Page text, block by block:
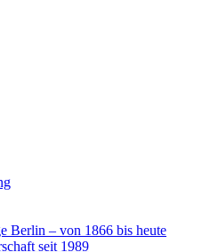
Berlin – von 1866 bis heute
seit 1989